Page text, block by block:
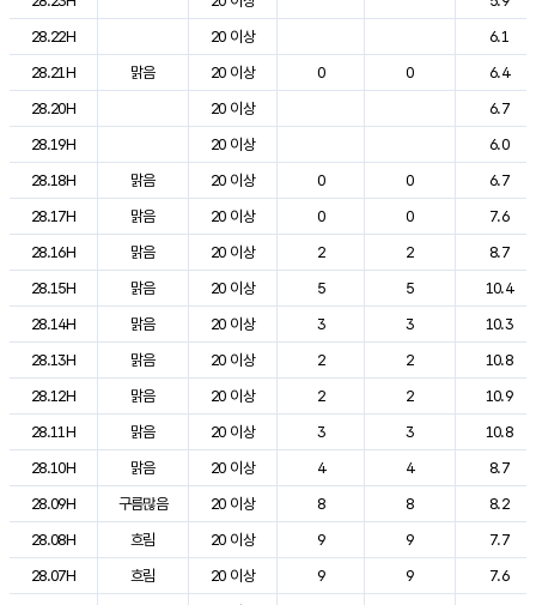
28.22H
20 이상
6.1
28.21H
맑음 20 이상 0 0
6.4
28.20H
20 이상
6.7
28.19H
20 이상
6.0
28.18H
맑음 20 이상 0 0
6.7
28.17H
맑음 20 이상 0 0
7.6
28.16H
맑음 20 이상 2 2
8.7
28.15H
맑음 20 이상 5 5
10.4
28.14H
맑음 20 이상 3 3
10.3
28.13H
맑음 20 이상 2 2
10.8
28.12H
맑음 20 이상 2 2
10.9
28.11H
맑음 20 이상 3 3
10.8
28.10H
맑음 20 이상 4 4
8.7
28.09H
구름많음 20 이상 8 8
8.2
28.08H
흐림 20 이상 9 9
7.7
28.07H
흐림 20 이상 9 9
7.6